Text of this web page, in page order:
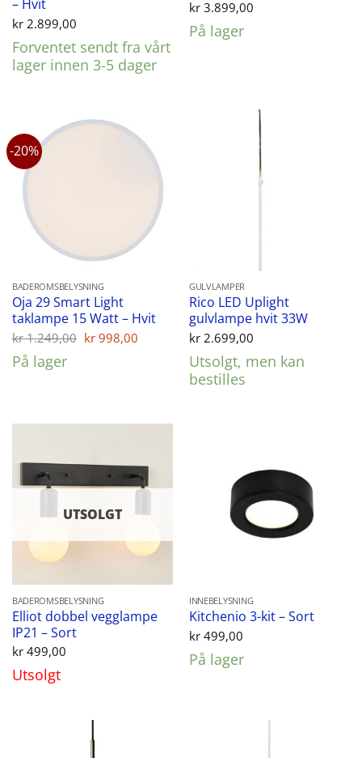
– Hvit
kr2.899,00
Forventet sendt fra vårt
lager innen 3-5 dager
kr3.899,00
På lager
-20%
BADEROMSBELYSNING
Oja 29 Smart Light
taklampe 15 Watt – Hvit
kr1.249,00 Opprinnelig
kr 998,00 Nåværende
kr 998,00.
På lager
GULVLAMPER
Rico LED Uplight
gulvlampe hvit 33W
kr2.699,00
Utsolgt, men kan
bestilles
UTSOLGT
BADEROMSBELYSNING
Elliot dobbel vegglampe
IP21 – Sort
kr499,00
Utsolgt
INNEBELYSNING
Kitchenio 3-kit – Sort
kr499,00
På lager